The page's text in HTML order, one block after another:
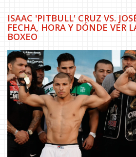
ISAAC 'PITBULL' CRUZ VS.
FECHA, HORA Y DÓNDE VER
BOXEO